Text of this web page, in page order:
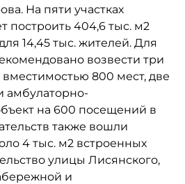
На пяти участках
построить 404,6 тыс. м2
14,45 тыс. жителей. Для
возвести три
800 мест, две
амбулаторно-
на 600 посещений в
также вошли
4 тыс. м2 встроенных
улицы Лисянского,
и